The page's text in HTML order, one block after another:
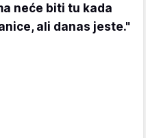
neće biti tu kada
ali danas jeste."